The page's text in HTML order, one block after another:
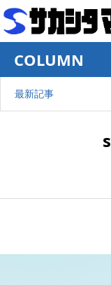
COLUMN
最新記事